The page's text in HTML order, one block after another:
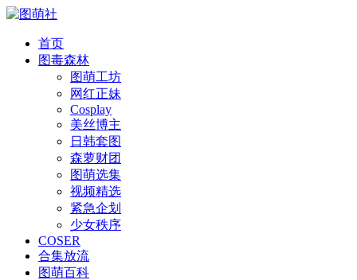
首页
图毒森林
图萌工坊
网红正妹
Cosplay
美丝博主
日韩套图
森萝财团
图萌选集
视频精选
紧急企划
少女秩序
COSER
合集放流
图萌百科